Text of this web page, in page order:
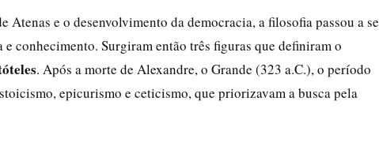
e o desenvolvimento da democracia, a filosofia passou a se
conhecimento. Surgiram então três figuras que definiram o
. Após a morte de Alexandre, o Grande (323 a.C.), o período
epicurismo e ceticismo, que priorizavam a busca pela